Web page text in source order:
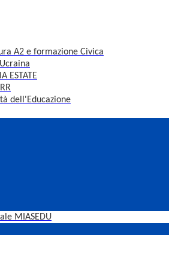
A2 e formazione Civica
ESTATE
dell'Educazione
MIASEDU